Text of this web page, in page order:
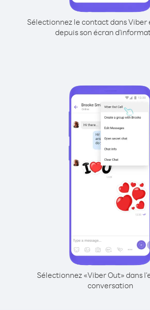
Sélectionnez le contact dans Viber
depuis son écran
Sélectionnez «Viber Out» dans
conversation